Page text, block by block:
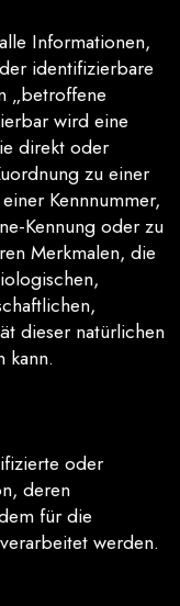
Informationen,
identifizierbare
„betroffene
wird eine
direkt oder
zu einer
Kennnummer,
Kennung oder zu
Merkmalen, die
dieser natürlichen
kann.
oder
deren
für die
werden.